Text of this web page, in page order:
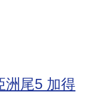
洲尾5 加得